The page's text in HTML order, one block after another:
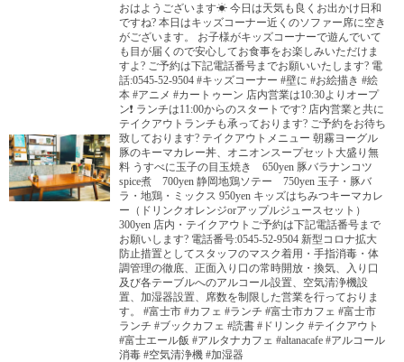
おはようございます☀ 今日は天気も良くお出かけ日和
ですね? 本日はキッズコーナー近くのソファー席に空き
がございます。 お子様がキッズコーナーで遊んでいて
も目が届くので安心してお食事をお楽しみいただけま
すよ? ご予約は下記電話番号までお願いいたします? 電
話:0545-52-9504 #キッズコーナー #壁に #お絵描き #絵
本 #アニメ #カートゥーン 店内営業は10:30よりオープ
ン❗️ ランチは11:00からのスタートです? 店内営業と共に
テイクアウトランチも承っております? ご予約をお待ち
致しております? テイクアウトメニュー 朝霧ヨーグル
豚のキーマカレー丼、オニオンスープセット大盛り無
料 うすべに玉子の目玉焼き 650yen 豚バラナンコツ
spice煮 700yen 静岡地鶏ソテー 750yen 玉子・豚バ
ラ・地鶏・ミックス 950yen キッズはちみつキーマカレ
ー（ドリンクオレンジorアップルジュースセット）
300yen 店内・テイクアウトご予約は下記電話番号まで
お願いします? 電話番号:0545-52-9504 新型コロナ拡大
防止措置としてスタッフのマスク着用・手指消毒・体
調管理の徹底、正面入り口の常時開放・換気、入り口
及び各テーブルへのアルコール設置、空気清浄機設
置、加湿器設置、席数を制限した営業を行っておりま
す。 #富士市 #カフェ #ランチ #富士市カフェ #富士市
ランチ #ブックカフェ #読書 #ドリンク #テイクアウト
#富士エール飯 #アルタナカフェ #altanacafe #アルコール
消毒 #空気清浄機 #加湿器